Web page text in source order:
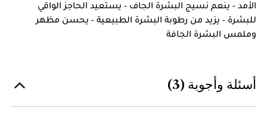
الأمد - ينعم نسيج البشرة الجاف - يستعيد الحاجز الواقي
للبشرة - يزيد من رطوبة البشرة الطبيعية - يحسن مظهر
وملمس البشرة الجافة
أسئلة وأجوبة (3)